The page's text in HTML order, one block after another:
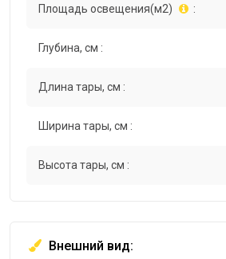
Площадь освещения(м2) :
Глубина, см :
Длина тары, см :
Ширина тары, см :
Высота тары, см :
Внешний вид: